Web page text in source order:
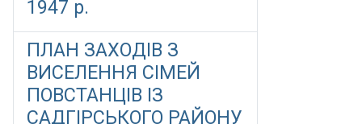
1947 р.
ПЛАН ЗАХОДІВ З
ВИСЕЛЕННЯ СІМЕЙ
ПОВСТАНЦІВ ІЗ
САДГІРСЬКОГО РАЙОНУ